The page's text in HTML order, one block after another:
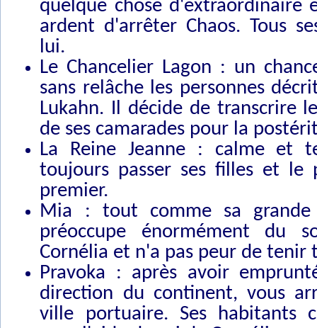
quelque chose d'extraordinaire
ardent d'arrêter Chaos. Tous
lui.
Le Chancelier Lagon : un
sans relâche les personnes
Lukahn. Il décide de transcrire
de ses camarades pour la
La Reine Jeanne : calme et
toujours passer ses filles et le
premier.
Mia : tout comme sa
préoccupe énormément du
Cornélia et n'a pas peur de tenir
Pravoka : après avoir
direction du continent, vous
ville portuaire. Ses habitants